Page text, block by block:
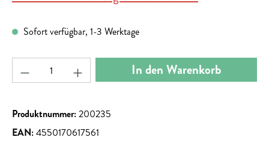
Sofort verfügbar, 1-3 Werktage
Produkt Anzahl: Gib den gewünschten Wert ein
In den Warenkorb
Produktnummer:200235
EAN:4550170617561